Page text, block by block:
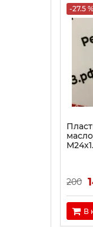
-27.5 %
200
В